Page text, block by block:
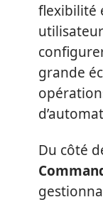
flexibilité
grande
Du côté